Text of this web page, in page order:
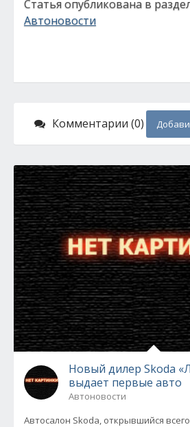
Статья опубликована в
Автоновости
Комментарии (0)
Новый дилер Skoda
выдает первые авто
Автоновости
Автосалон Skoda, открывшийся